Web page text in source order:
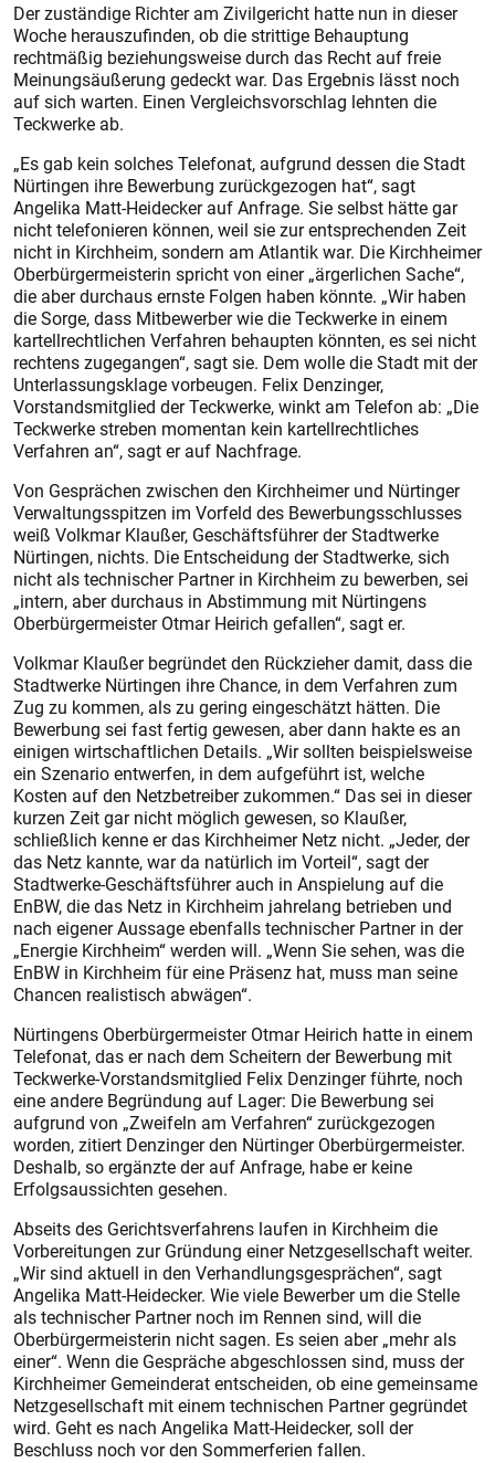
Der zuständige Richter am Zivilgericht hatte nun in dieser
Woche herauszufinden, ob die strittige Behauptung
rechtmäßig beziehungsweise durch das Recht auf freie
Meinungsäußerung gedeckt war. Das Ergebnis lässt noch
auf sich warten. Einen Vergleichsvorschlag lehnten die
Teckwerke ab.
„Es gab kein solches Telefonat, aufgrund dessen die Stadt
Nürtingen ihre Bewerbung zurückgezogen hat“, sagt
Angelika Matt-Heidecker auf Anfrage. Sie selbst hätte gar
nicht telefonieren können, weil sie zur entsprechenden Zeit
nicht in Kirchheim, sondern am Atlantik war. Die Kirchheimer
Oberbürgermeisterin spricht von einer „ärgerlichen Sache“,
die aber durchaus ernste Folgen haben könnte. „Wir haben
die Sorge, dass Mitbewerber wie die Teckwerke in einem
kartellrechtlichen Verfahren behaupten könnten, es sei nicht
rechtens zugegangen“, sagt sie. Dem wolle die Stadt mit der
Unterlassungsklage vorbeugen. Felix Denzinger,
Vorstandsmitglied der Teckwerke, winkt am Telefon ab: „Die
Teckwerke streben momentan kein kartellrechtliches
Verfahren an“, sagt er auf Nachfrage.
Von Gesprächen zwischen den Kirchheimer und Nürtinger
Verwaltungsspitzen im Vorfeld des Bewerbungsschlusses
weiß Volkmar Klaußer, Geschäftsführer der Stadtwerke
Nürtingen, nichts. Die Entscheidung der Stadtwerke, sich
nicht als technischer Partner in Kirchheim zu bewerben, sei
„intern, aber durchaus in Abstimmung mit Nürtingens
Oberbürgermeister Otmar Heirich gefallen“, sagt er.
Volkmar Klaußer begründet den Rückzieher damit, dass die
Stadtwerke Nürtingen ihre Chance, in dem Verfahren zum
Zug zu kommen, als zu gering eingeschätzt hätten. Die
Bewerbung sei fast fertig gewesen, aber dann hakte es an
einigen wirtschaftlichen Details. „Wir sollten beispielsweise
ein Szenario entwerfen, in dem aufgeführt ist, welche
Kosten auf den Netzbetreiber zukommen.“ Das sei in dieser
kurzen Zeit gar nicht möglich gewesen, so Klaußer,
schließlich kenne er das Kirchheimer Netz nicht. „Jeder, der
das Netz kannte, war da natürlich im Vorteil“, sagt der
Stadtwerke-Geschäftsführer auch in Anspielung auf die
EnBW, die das Netz in Kirchheim jahrelang betrieben und
nach eigener Aussage ebenfalls technischer Partner in der
„Ener­gie Kirchheim“ werden will. „Wenn Sie sehen, was die
EnBW in Kirchheim für eine Präsenz hat, muss man seine
Chancen realistisch abwägen“.
Nürtingens Oberbürgermeister Otmar Heirich hatte in einem
Telefonat, das er nach dem Scheitern der Bewerbung mit
Teckwerke-Vorstandsmitglied Felix Denzinger führte, noch
eine andere Begründung auf Lager: Die Bewerbung sei
aufgrund von „Zweifeln am Verfahren“ zurückgezogen
worden, zitiert Denzinger den Nürtinger Oberbürgermeister.
Deshalb, so ergänzte der auf Anfrage, habe er keine
Erfolgsaussichten gesehen.
Abseits des Gerichtsverfahrens laufen in Kirchheim die
Vorbereitungen zur Gründung einer Netzgesellschaft weiter.
„Wir sind aktuell in den Verhandlungsgesprächen“, sagt
Angelika Matt-Heidecker. Wie viele Bewerber um die Stelle
als technischer Partner noch im Rennen sind, will die
Oberbürgermeisterin nicht sagen. Es seien aber „mehr als
einer“. Wenn die Gespräche abgeschlossen sind, muss der
Kirchheimer Gemeinderat entscheiden, ob eine gemeinsame
Netzgesellschaft mit einem technischen Partner gegründet
wird. Geht es nach Angelika Matt-Heidecker, soll der
Beschluss noch vor den Sommerferien fallen.